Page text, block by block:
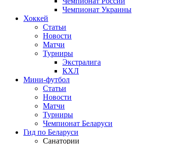
Чемпионат Украины
Хоккей
Статьи
Новости
Матчи
Турниры
Экстралига
КХЛ
Мини-футбол
Статьи
Новости
Матчи
Турниры
Чемпионат Беларуси
Гид по Беларуси
Санатории